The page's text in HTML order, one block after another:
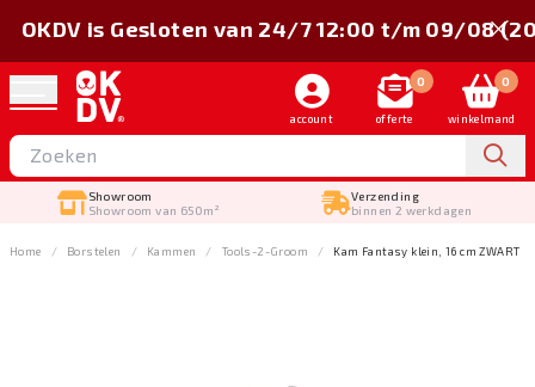
account
0
offerte
0
winkelmand
Showroom
Showroom van 650m²
Verzending
binnen 2 werkdagen
OKDV is Gesloten van 24/7 12:00 t/m 09/08
Home Borstelen Kammen Tools-2-Groom Kam Fantasy klein, 16 cm ZWART